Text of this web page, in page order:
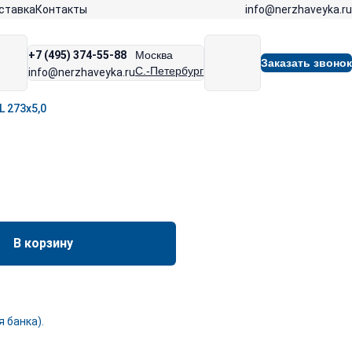
Контакты info@nerzhaveyka.ru
+7 (495) 374-55-88
info@nerzhaveyka.ru
Москва
С.-Петербург
Заказать звонок
273х5,0
В корзину
банка).